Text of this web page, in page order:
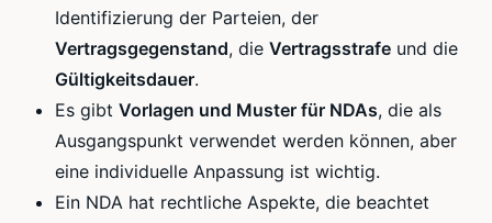
Identifizierung der Parteien, der
Vertragsgegenstand, die Vertragsstrafe und die
Gültigkeitsdauer.
Es gibt Vorlagen und Muster für NDAs, die als
Ausgangspunkt verwendet werden können, aber
eine individuelle Anpassung ist wichtig.
Ein NDA hat rechtliche Aspekte, die beachtet